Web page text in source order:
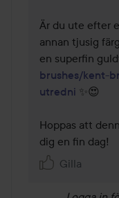
Är du ute efter
annan tjusig
en superfin
brushes/kent-
utredni ✨😍
Hoppas att
dig en fin dag!
Gilla